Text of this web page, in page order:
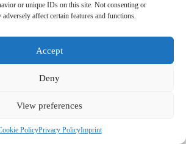
or unique IDs on this site. Not consenting or
affect certain features and functions.
Accept
Deny
View preferences
PolicyPrivacy PolicyImprint
All rights reserved –Imprint